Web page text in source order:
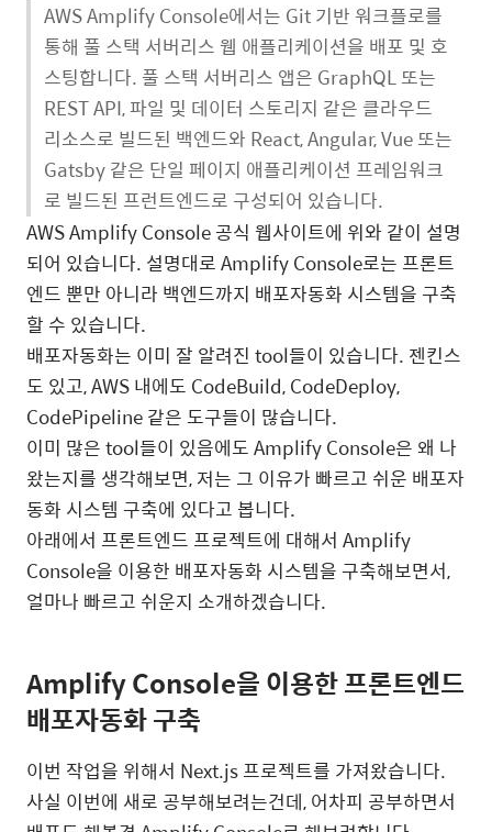
AWS Amplify Console에서는 Git 기반 워크플로를
통해 풀 스택 서버리스 웹 애플리케이션을 배포 및 호
스팅합니다. 풀 스택 서버리스 앱은 GraphQL 또는
REST API, 파일 및 데이터 스토리지 같은 클라우드
리소스로 빌드된 백엔드와 React, Angular, Vue 또는
Gatsby 같은 단일 페이지 애플리케이션 프레임워크
로 빌드된 프런트엔드로 구성되어 있습니다.
AWS Amplify Console 공식 웹사이트에 위와 같이 설명
되어 있습니다. 설명대로 Amplify Console로는 프론트
엔드 뿐만 아니라 백엔드까지 배포자동화 시스템을 구축
할 수 있습니다.
배포자동화는 이미 잘 알려진 tool들이 있습니다. 젠킨스
도 있고, AWS 내에도 CodeBuild, CodeDeploy,
CodePipeline 같은 도구들이 많습니다.
이미 많은 tool들이 있음에도 Amplify Console은 왜 나
왔는지를 생각해보면, 저는 그 이유가 빠르고 쉬운 배포자
동화 시스템 구축에 있다고 봅니다.
아래에서 프론트엔드 프로젝트에 대해서 Amplify
Console을 이용한 배포자동화 시스템을 구축해보면서,
얼마나 빠르고 쉬운지 소개하겠습니다.
Amplify Console을 이용한 프론트엔드
배포자동화 구축
이번 작업을 위해서 Next.js 프로젝트를 가져왔습니다.
사실 이번에 새로 공부해보려는건데, 어차피 공부하면서